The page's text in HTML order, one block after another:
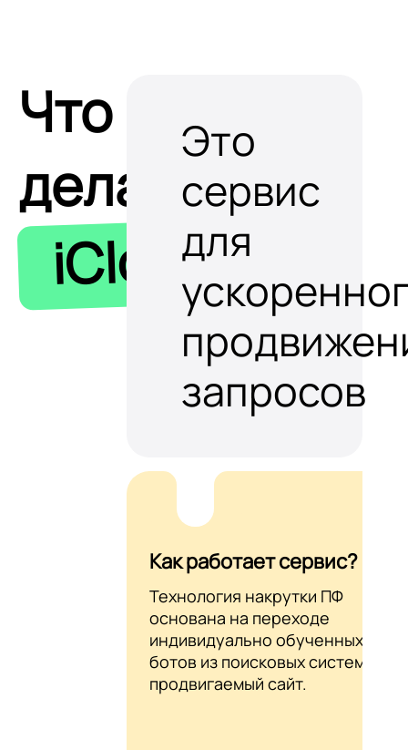
Что
делает
iClobot
Это
сервис
для
запросов
Как работает сервис?
Технология накрутки ПФ
основана на переходе
индивидуально обученных AI-
ботов из поисковых систем на
продвигаемый сайт.